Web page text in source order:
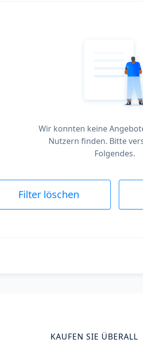
Wir konnten keine
Nutzern finden. Bitte
Folgendes.
Filter löschen
KAUFEN SIE ÜBERALL